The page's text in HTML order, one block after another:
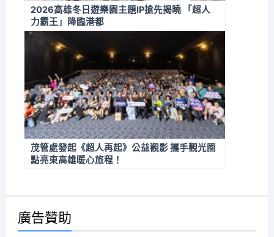
2026高雄冬日遊樂園主題IP搶先揭曉 「超人
力霸王」降臨港都
茂管處發起《超人再起》公益觀影 攜手觀光圈
點亮東高雄暖心旅程！
廣告贊助